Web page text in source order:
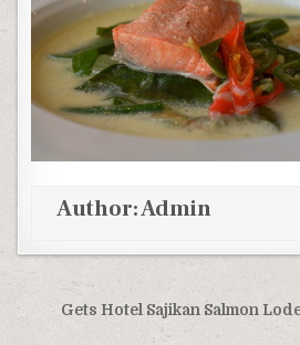
Author:Admin
Post navigation
Gets Hotel Sajikan Salmon